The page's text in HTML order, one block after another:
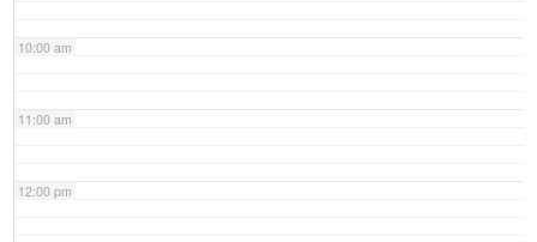
10:00 am
11:00 am
12:00 pm